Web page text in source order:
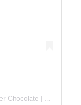
Una publicación compartida de Luker Chocolate | Chocolate Manufacturer (@lukerchocolate)